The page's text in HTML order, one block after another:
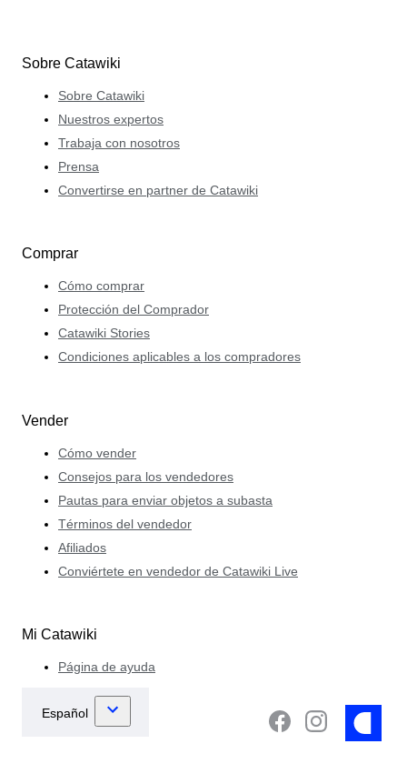
Sobre Catawiki
Sobre Catawiki
Nuestros expertos
Trabaja con nosotros
Prensa
Convertirse en partner de Catawiki
Comprar
Cómo comprar
Protección del Comprador
Catawiki Stories
Condiciones aplicables a los compradores
Vender
Cómo vender
Consejos para los vendedores
Pautas para enviar objetos a subasta
Términos del vendedor
Afiliados
Conviértete en vendedor de Catawiki Live
Mi Catawiki
Página de ayuda